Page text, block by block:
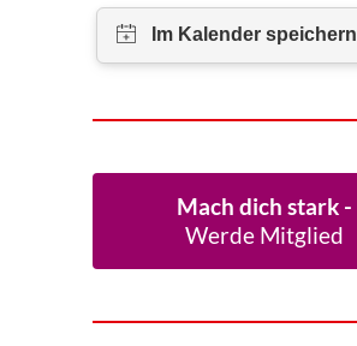
Mach dich stark -
Werde Mitglied